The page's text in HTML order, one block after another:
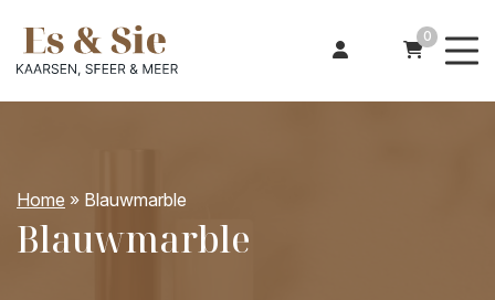
0
Home » Blauwmarble
Blauwmarble